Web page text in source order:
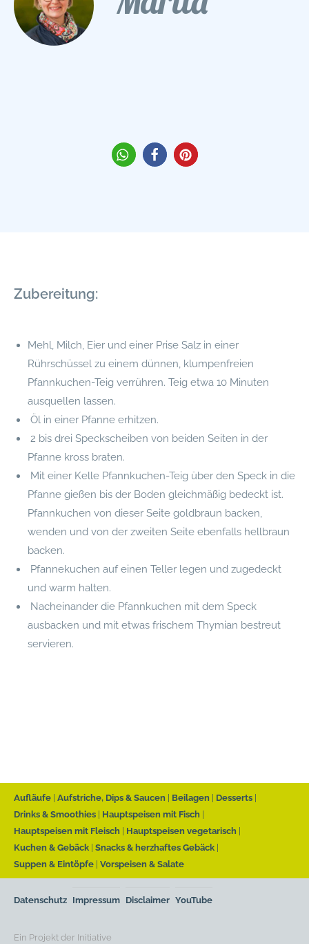
Zubereitung:
Mehl, Milch, Eier und einer Prise Salz in einer
Rührschüssel zu einem dünnen, klumpenfreien
Pfannkuchen-Teig verrühren. Teig etwa 10 Minuten
ausquellen lassen.
Öl in einer Pfanne erhitzen.
2 bis drei Speckscheiben von beiden Seiten in der
Pfanne kross braten.
Mit einer Kelle Pfannkuchen-Teig über den Speck in die
Pfanne gießen bis der Boden gleichmäßig bedeckt ist.
Pfannkuchen von dieser Seite goldbraun backen,
wenden und von der zweiten Seite ebenfalls hellbraun
backen.
Pfannekuchen auf einen Teller legen und zugedeckt
und warm halten.
Nacheinander die Pfannkuchen mit dem Speck
ausbacken und mit etwas frischem Thymian bestreut
servieren.
Aufläufe Aufstriche, Dips & Saucen Beilagen
Desserts
Drinks & Smoothies
Hauptspeisen mit Fisch
Hauptspeisen mit Fleisch
Hauptspeisen vegetarisch
Kuchen & Gebäck Snacks & herzhaftes Gebäck
Suppen & Eintöpfe Vorspeisen & Salate
Datenschutz Impressum Disclaimer YouTube
Ein Projekt der Initiative